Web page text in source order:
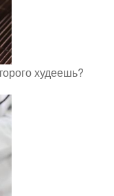
худеешь?